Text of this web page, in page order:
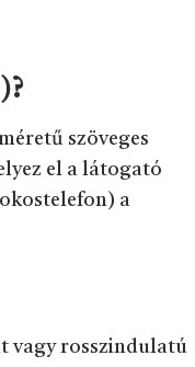
szöveges
el a látogató
a
vagy rosszindulatú